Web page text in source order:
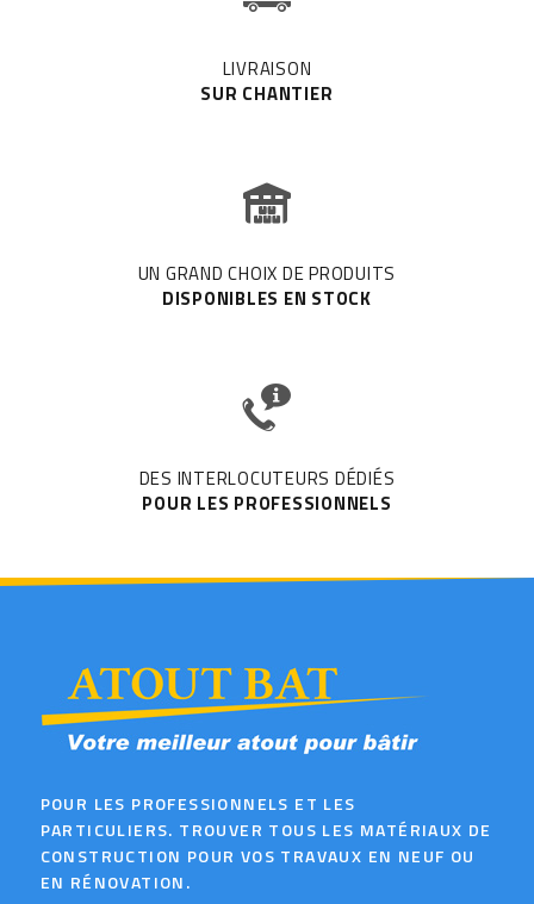
LIVRAISON
SUR CHANTIER
UN GRAND CHOIX DE PRODUITS
DISPONIBLES EN STOCK
DES INTERLOCUTEURS DÉDIÉS
POUR LES PROFESSIONNELS
POUR LES PROFESSIONNELS ET LES
PARTICULIERS. TROUVER TOUS LES MATÉRIAUX DE
CONSTRUCTION POUR VOS TRAVAUX EN NEUF OU
EN RÉNOVATION.